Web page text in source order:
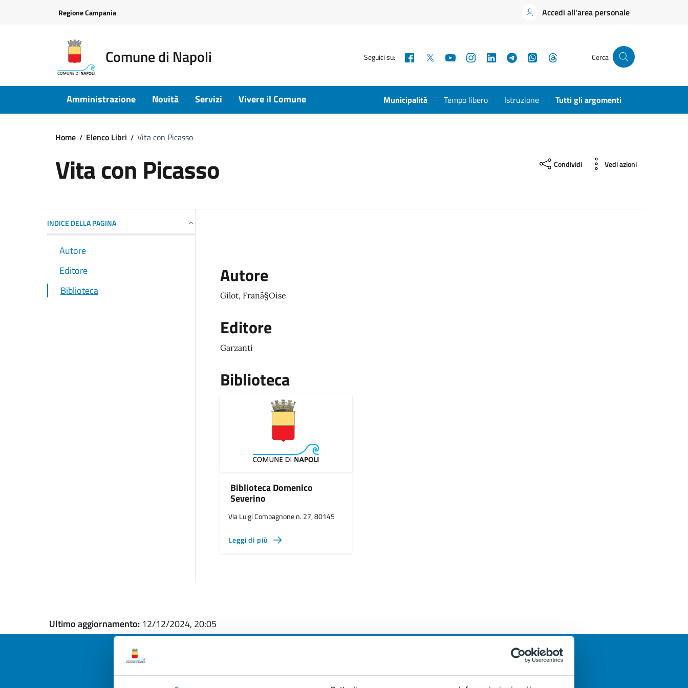
Regione Campania Accedi all'area personale
Comune di Napoli Seguici su: Facebook YouTubeInstagramLinkedInTelegramWhatsApp Cerca
Amministrazione Novità Servizi Vivere il Comune Municipalità Tempo libero Istruzione Tutti gli argomenti
Home Elenco Libri Vita con Picasso
Vita con Picasso Condividi Vedi azioni
INDICE DELLA PAGINA
Autore
Editore
Biblioteca
Autore
Gilot, Franã§Oise
Editore
Garzanti
Biblioteca
Biblioteca Domenico
Severino
Via Luigi Compagnone n. 27, 80145
Leggi di più
Ultimo aggiornamento: 12/12/2024, 20:05